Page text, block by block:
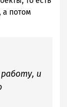
а потом
и